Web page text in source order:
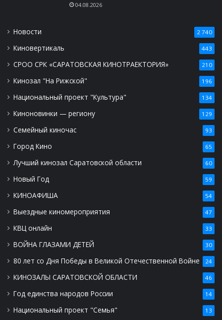
04.08.2026
Новости 2 740
Киновертикаль 443
СРОО СРК «САРАТОВСКАЯ КИНОТРАЕКТОРИЯ» 210
Кинозал "На Рижской" 196
Национальный проект "Культура" 134
Киноновинки — региону 129
Семейный киночас 93
Город Кино 65
Лучший кинозал Саратовской области 60
Новый Год 59
КИНОАФИША 54
Выездные киномероприятия 47
КВЦ онлайн 33
ВОЙНА ГЛАЗАМИ ДЕТЕЙ 30
80 лет со Дня Победы в Великой Отечественной Войне 24
КИНОЗАЛЫ САРАТОВСКОЙ ОБЛАСТИ 46
Год единства народов России 14
Национальный проект "Семья" 13